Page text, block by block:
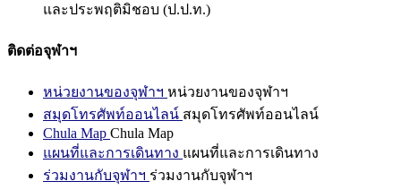
และประพฤติมิชอบ (ป.ป.ท.)
ติดต่อจุฬาฯ
หน่วยงานของจุฬาฯ หน่วยงานของจุฬาฯ
สมุดโทรศัพท์ออนไลน์ สมุดโทรศัพท์ออนไลน์
Chula Map Chula Map
แผนที่และการเดินทาง แผนที่และการเดินทาง
ร่วมงานกับจุฬาฯ ร่วมงานกับจุฬาฯ